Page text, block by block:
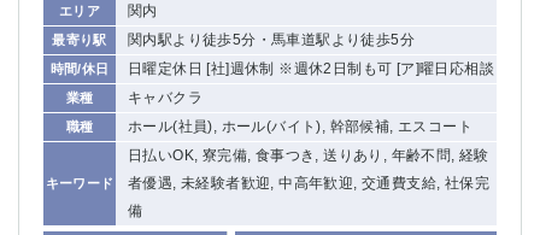
エリア 関内
最寄り駅 関内駅より徒歩5分・馬車道駅より徒歩5分
時間/休日 日曜定休日 [社]週休制 ※週休2日制も可 [ア]曜日応相談
業種 キャバクラ
職種 ホール(社員), ホール(バイト), 幹部候補, エスコート
キーワード
日払いOK, 寮完備, 食事つき, 送りあり, 年齢不問, 経験
者優遇, 未経験者歓迎, 中高年歓迎, 交通費支給, 社保完
備
小田原
関内・馬車道・日ノ出町 武蔵新城
元住吉
茅ヶ崎
戸塚
大船
相模原
横須賀
桜木町